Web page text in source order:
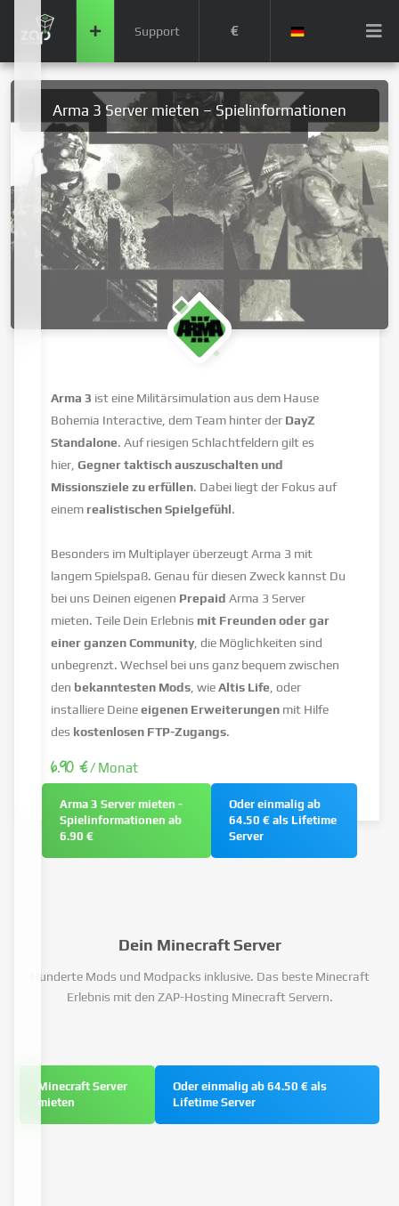
Support €
Arma 3 Server mieten – Spielinformationen
Arma 3 ist eine Militärsimulation aus dem Hause
Bohemia Interactive, dem Team hinter der DayZ
Standalone. Auf riesigen Schlachtfeldern gilt es
hier,Gegner taktisch auszuschalten und
Missionsziele zu erfüllen. Dabei liegt der Fokus auf
einem realistischen Spielgefühl.
Besonders im Multiplayer überzeugt Arma 3 mit
langem Spielspaß. Genau für diesen Zweck kannst Du
bei uns Deinen eigenen PrepaidArma 3 Server
mieten. Teile Dein Erlebnis mit Freunden oder gar
einer ganzen Community, die Möglichkeiten sind
unbegrenzt. Wechsel bei uns ganz bequem zwischen
den bekanntesten Mods , wieAltis Life , oder
installiere Deineeigenen Erweiterungen mit Hilfe
des kostenlosen FTP-Zugangs.
6.90 €/ Monat
Arma 3 Server mieten -
Spielinformationen ab
6.90 €
Oder einmalig ab
64.50 € als Lifetime
Server
Dein Minecraft Server
Hunderte Mods und Modpacks inklusive. Das beste Minecraft
Erlebnis mit den ZAP-Hosting Minecraft Servern.
Minecraft Server
mieten
Oder einmalig ab 64.50 € als
Lifetime Server